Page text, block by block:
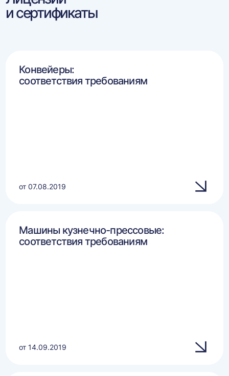
и сертификаты
Конвейеры:
соответствия требованиям
от 07.08.2019
Машины кузнечно-прессовые:
соответствия требованиям
от 14.09.2019